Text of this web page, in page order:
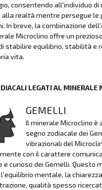
consentendo all'individuo di
alla realtà mentre persegue le
In breve, la combinazione
Microclino offre un
stabilire equilibrio, stabilità e
vita.
LEGATI AL MINERALE
GEMELLI
Il minerale Microclino è
segno zodiacale dei
vibrazionali del
con il carattere
e curioso dei Gemelli. Questo
mentale, la
qualità spesso